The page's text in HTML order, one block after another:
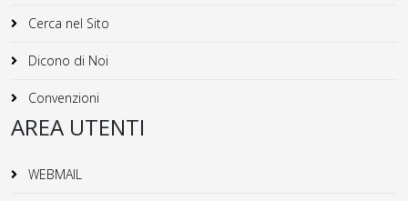
Cerca nel Sito
Dicono di Noi
Convenzioni
AREA UTENTI
WEBMAIL